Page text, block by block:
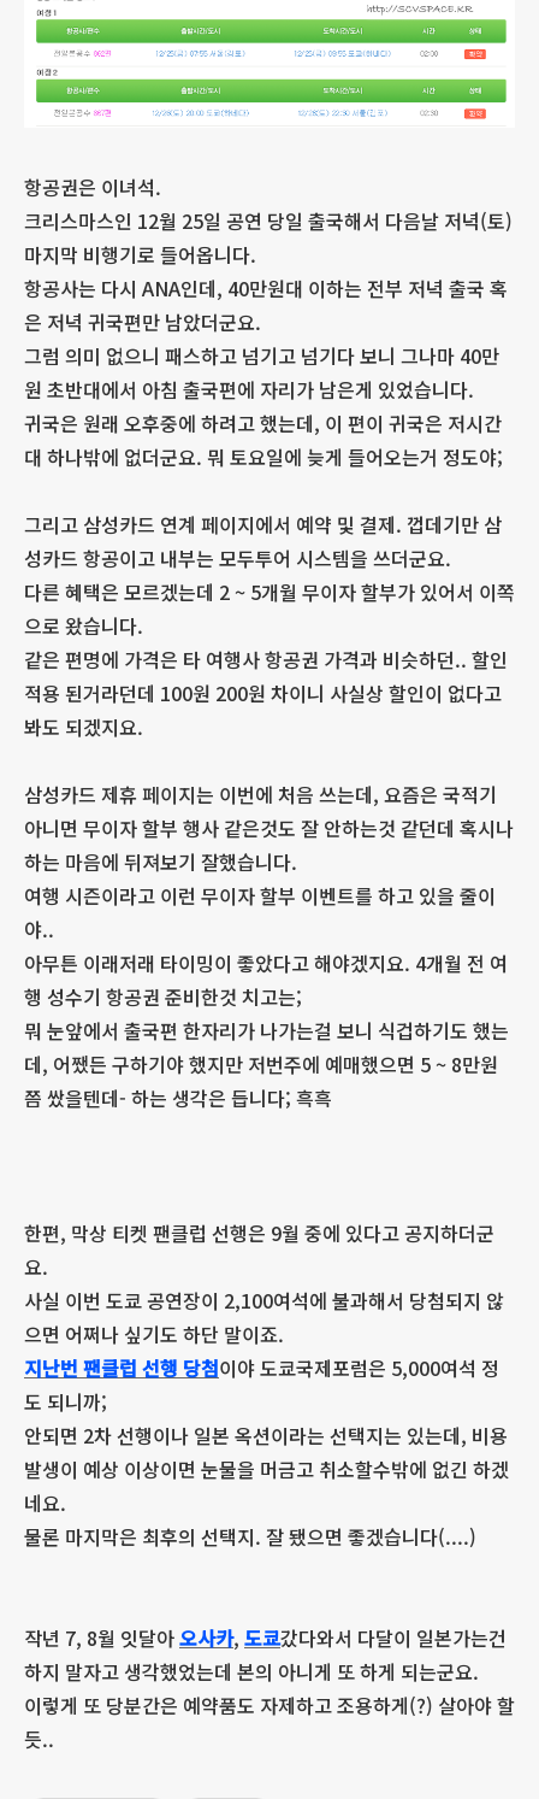
항공권은 이녀석.
크리스마스인 12월 25일 공연 당일 출국해서 다음날 저녁(토)
마지막 비행기로 들어옵니다.
항공사는 다시 ANA인데, 40만원대 이하는 전부 저녁 출국 혹
은 저녁 귀국편만 남았더군요.
그럼 의미 없으니 패스하고 넘기고 넘기다 보니 그나마 40만
원 초반대에서 아침 출국편에 자리가 남은게 있었습니다.
귀국은 원래 오후중에 하려고 했는데, 이 편이 귀국은 저시간
대 하나밖에 없더군요. 뭐 토요일에 늦게 들어오는거 정도야;
그리고 삼성카드 연계 페이지에서 예약 및 결제. 껍데기만 삼
성카드 항공이고 내부는 모두투어 시스템을 쓰더군요.
다른 혜택은 모르겠는데 2 ~ 5개월 무이자 할부가 있어서 이쪽
으로 왔습니다.
같은 편명에 가격은 타 여행사 항공권 가격과 비슷하던.. 할인
적용 된거라던데 100원 200원 차이니 사실상 할인이 없다고
봐도 되겠지요.
삼성카드 제휴 페이지는 이번에 처음 쓰는데, 요즘은 국적기
아니면 무이자 할부 행사 같은것도 잘 안하는것 같던데 혹시나
하는 마음에 뒤져보기 잘했습니다.
여행 시즌이라고 이런 무이자 할부 이벤트를 하고 있을 줄이
야..
아무튼 이래저래 타이밍이 좋았다고 해야겠지요. 4개월 전 여
행 성수기 항공권 준비한것 치고는;
뭐 눈앞에서 출국편 한자리가 나가는걸 보니 식겁하기도 했는
데, 어쨌든 구하기야 했지만 저번주에 예매했으면 5 ~ 8만원
쯤 쌌을텐데- 하는 생각은 듭니다; 흑흑
한편, 막상 티켓 팬클럽 선행은 9월 중에 있다고 공지하더군
요.
사실 이번 도쿄 공연장이 2,100여석에 불과해서 당첨되지 않
으면 어쩌나 싶기도 하단 말이죠.
지난번 팬클럽 선행 당첨이야 도쿄국제포럼은 5,000여석 정
도 되니까;
안되면 2차 선행이나 일본 옥션이라는 선택지는 있는데, 비용
발생이 예상 이상이면 눈물을 머금고 취소할수밖에 없긴 하겠
네요.
물론 마지막은 최후의 선택지. 잘 됐으면 좋겠습니다(....)
작년 7, 8월 잇달아오사카, 도쿄갔다와서 다달이 일본가는건
하지 말자고 생각했었는데 본의 아니게 또 하게 되는군요.
이렇게 또 당분간은 예약품도 자제하고 조용하게(?) 살아야 할
듯..